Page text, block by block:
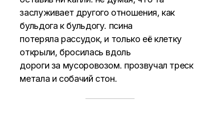
заслуживает другого отношения, как
бульдога к бульдогу. псина
потеряла рассудок, и только её клетку
открыли, бросилась вдоль
дороги за мусоровозом. прозвучал треск
метала и собачий стон.